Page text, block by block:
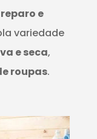
reparo e
variedade
e seca,
roupas.